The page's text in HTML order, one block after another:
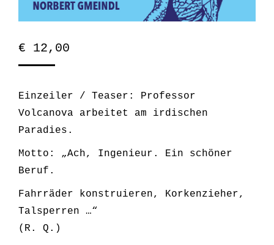
€ 12,00
Einzeiler / Teaser: Professor
Volcanova arbeitet am irdischen
Paradies.
Motto: „Ach, Ingenieur. Ein schöner
Beruf.
Fahrräder konstruieren, Korkenzieher,
Talsperren …“
(R. Q.)